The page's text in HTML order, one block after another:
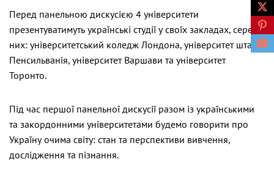
Перед панельною дискусією 4 університети
презентуватимуть українські студії у своїх закладах, серед
них: університетський коледж Лондона, університет штату
Пенсильванія, університет Варшави та університет
Торонто.
Під час першої панельної дискусії разом із українськими
та закордонними університетами будемо говорити про
Україну очима світу: стан та перспективи вивчення,
дослідження та пізнання.